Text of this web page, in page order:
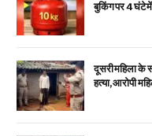
बुकिंग पर 4 घंटे में
दूसरी महिला के
हत्या, आरोपी